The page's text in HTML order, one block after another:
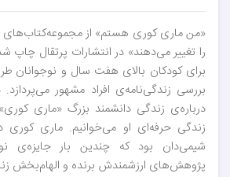
«من ماری کوری هستم» از مجموعه‌کتاب‌های
را تغییر می‌دهند» در انتشارات پرتقال
برای کودکان بالای هفت سال و نوجوانان
بررسی زندگی‌نامه‌ی افراد مشهور
درباره‌ی زندگی دانشمند بزرگ «ماری
زندگی حرفه‌ای او می‌خوانیم. ماری کوری
شیمی‌دان بود که چندین بار جایزه‌ی
پژوهش‌های ارزشمندش برنده و الهام‌بخش